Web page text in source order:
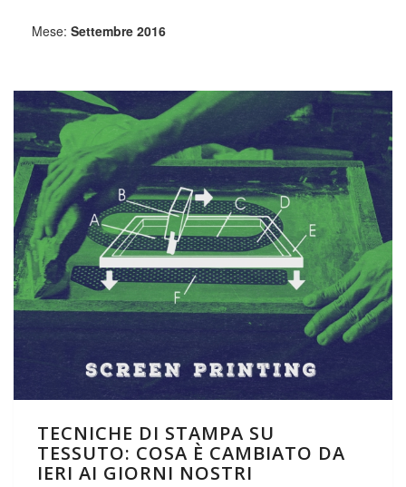
Mese: Settembre 2016
TECNICHE DI STAMPA SU
TESSUTO: COSA È CAMBIATO DA
IERI AI GIORNI NOSTRI